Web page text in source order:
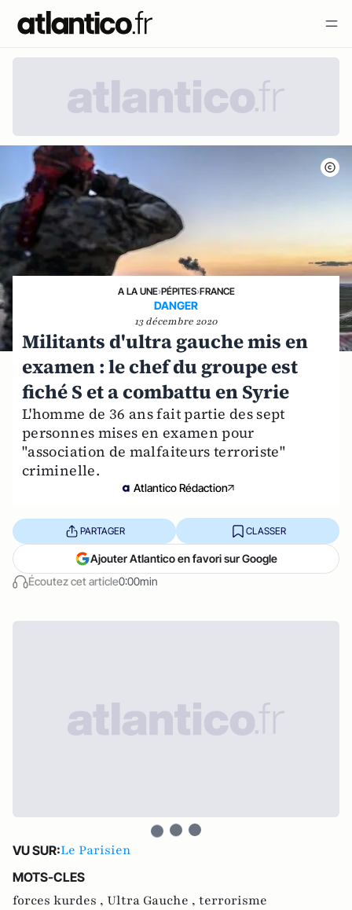
A LA UNE›PÉPITES›FRANCE
DANGER
13 décembre 2020
Militants d'ultra gauche mis en
examen : le chef du groupe est
fiché S et a combattu en Syrie
L'homme de 36 ans fait partie des sept
personnes mises en examen pour
"association de malfaiteurs terroriste"
criminelle.
Atlantico Rédaction
Écoutez cet article0:00min
PARTAGER CLASSER
Ajouter Atlantico en favori sur Google
VU SUR:Le Parisien
MOTS-CLES
forces kurdes , Ultra Gauche , terrorisme